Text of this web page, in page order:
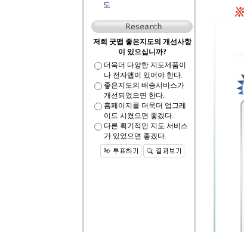
도
저희 굿맵 좋은지도의 개선사항
이 있으십니까?
더욱더 다양한 지도제품이
나 전자맵이 있어야 한다.
좋은지도의 배송서비스가
개선되었으면 한다.
홈페이지를 더욱더 업그레
이드 시켰으면 좋겠다.
다른 획기적인 지도 서비스
가 있었으면 좋겠다.